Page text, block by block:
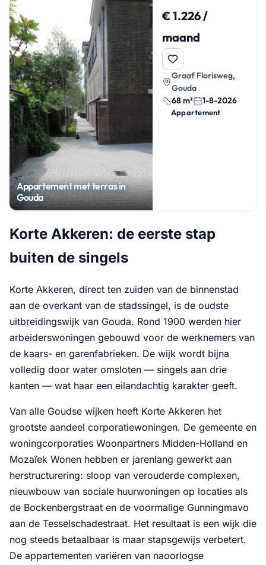
Appartement met terras in
Gouda
€ 1.226 /
maand
Graaf Florisweg,
Gouda
68 m²
1-8-2026
Appartement
Korte Akkeren: de eerste stap
buiten de singels
Korte Akkeren, direct ten zuiden van de binnenstad
aan de overkant van de stadssingel, is de oudste
uitbreidingswijk van Gouda. Rond 1900 werden hier
arbeiderswoningen gebouwd voor de werknemers van
de kaars- en garenfabrieken. De wijk wordt bijna
volledig door water omsloten — singels aan drie
kanten — wat haar een eilandachtig karakter geeft.
Van alle Goudse wijken heeft Korte Akkeren het
grootste aandeel corporatiewoningen. De gemeente en
woningcorporaties Woonpartners Midden-Holland en
Mozaïek Wonen hebben er jarenlang gewerkt aan
herstructurering: sloop van verouderde complexen,
nieuwbouw van sociale huurwoningen op locaties als
de Bockenbergstraat en de voormalige Gunningmavo
aan de Tesselschadestraat. Het resultaat is een wijk die
nog steeds betaalbaar is maar stapsgewijs verbetert.
De appartementen variëren van naoorlogse